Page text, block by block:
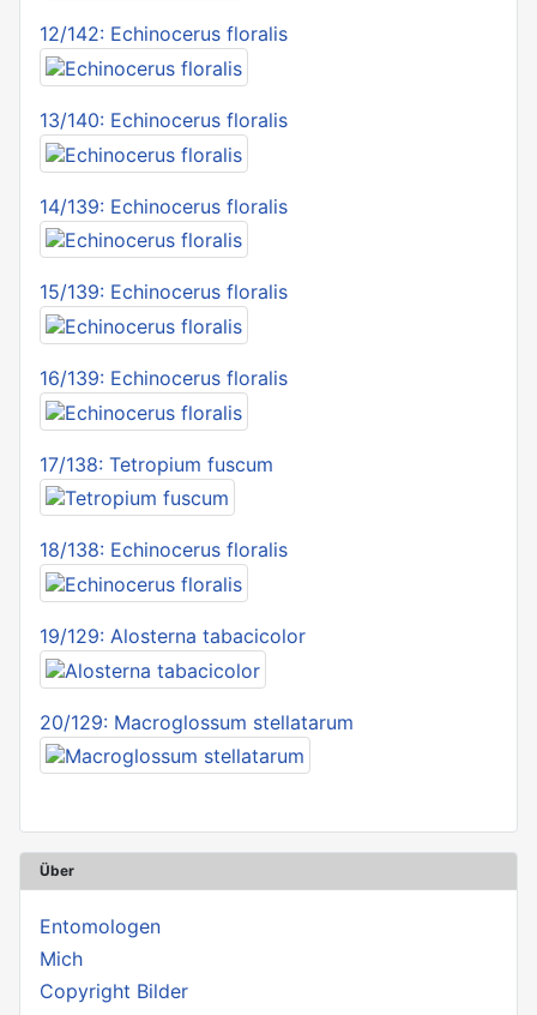
12/142: Echinocerus floralis
13/140: Echinocerus floralis
14/139: Echinocerus floralis
15/139: Echinocerus floralis
16/139: Echinocerus floralis
17/138: Tetropium fuscum
18/138: Echinocerus floralis
19/129: Alosterna tabacicolor
20/129: Macroglossum stellatarum
Über
Entomologen
Mich
Copyright Bilder